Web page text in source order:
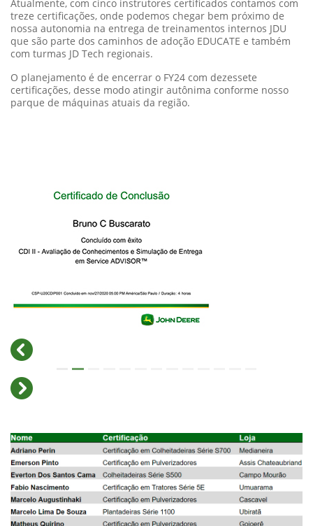
nossa autonomia na entrega de treinamentos internos JDU
que são parte dos caminhos de adoção EDUCATE e também
com turmas JD Tech regionais.
O planejamento é de encerrar o FY24 com dezessete
certificações, desse modo atingir autônima conforme nosso
parque de máquinas atuais da região.
templates.template-
templates.template-
Cada loja da M.A. Máquinas possui um CDI I, Instrutor voltado
a capacitação de clientes.
Possuímos um de controle interno onde monitoramos tanto a
EDUCATE como os CDIs I Clientes, todos eles estão com os
devidos caminhos atribuídos e estão sendo acompanhados.